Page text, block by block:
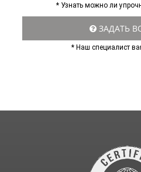
* Узнать можно ли
ЗАДАТЬ
* Наш специалист